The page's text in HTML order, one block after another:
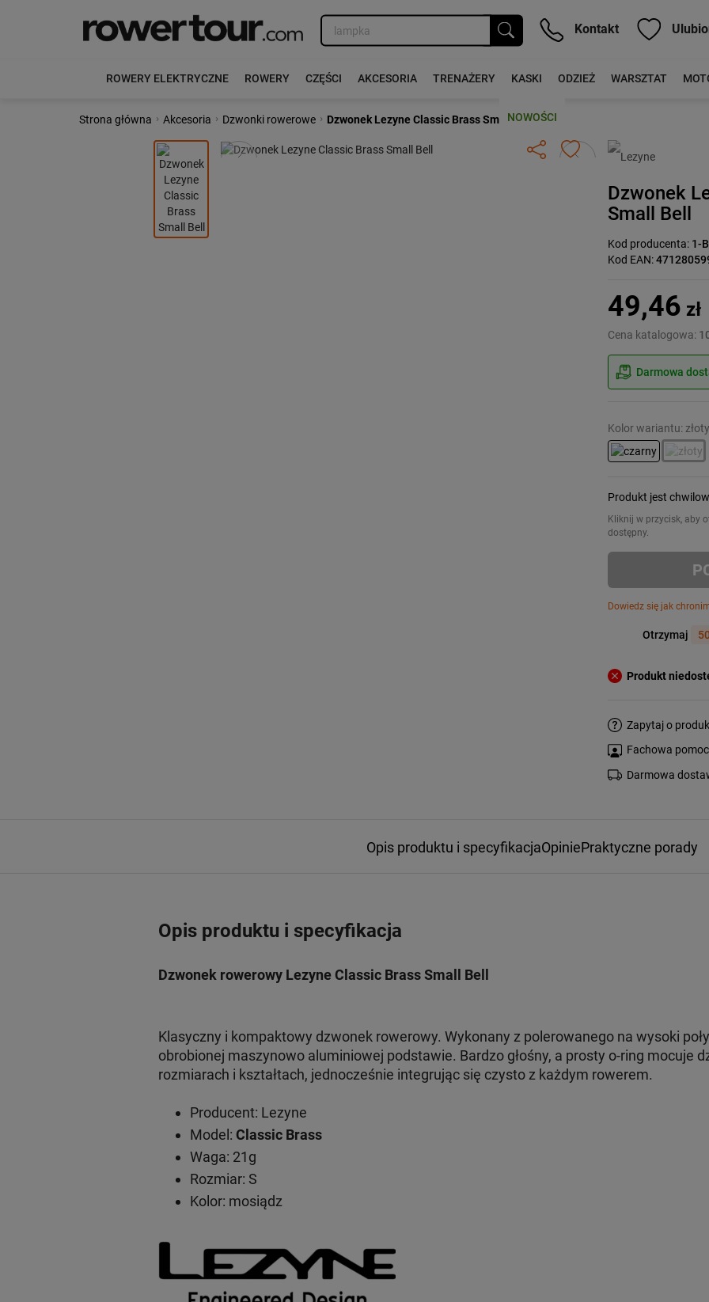
Kontakt
ROWERY ELEKTRYCZNE ROWERY CZĘŚCI AKCESORIA TRENAŻERY KASKI ODZIEŻ WARSZTAT
NOWOŚCI
Strona główna › Akcesoria › Dzwonki rowerowe › Dzwonek Lezyne Classic Brass Small Bell
Poprzedni Następny
Dzwonek
Small Bell
Kod producenta: 1-
Kod EAN:
49,46 zł
Cena katalogowa:
Darmowa
Kolor wariantu:
Produkt jest
Kliknij w przycisk, aby
dostępny.
Dowiedz się jak
Otrzymaj
Produkt
Zapytaj o
Fachowa
Darmowa
Opis produktu i specyfikacjaOpiniePraktyczne porady
Opis produktu i specyfikacja
Dzwonek rowerowy Lezyne Classic Brass Small Bell
Klasyczny i kompaktowy dzwonek rowerowy. Wykonany z polerowanego na wysoki
obrobionej maszynowo aluminiowej podstawie. Bardzo głośny, a prosty o-ring mocuje
rozmiarach i kształtach, jednocześnie integrując się czysto z każdym rowerem.
Producent: Lezyne
Model: Classic Brass
Waga: 21g
Rozmiar: S
Kolor: mosiądz